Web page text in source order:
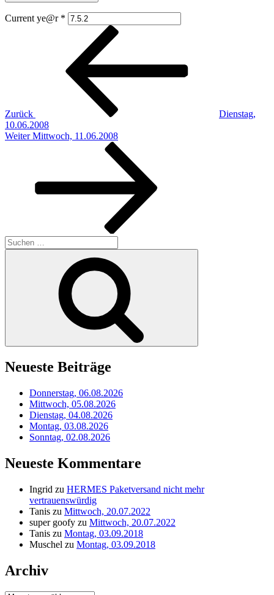
Current ye@r *
Beitragsnavigation
Zurück
Dienstag,
10.06.2008
Nächster
Weiter Mittwoch, 11.06.2008
Suchen
nach:
Neueste Beiträge
Donnerstag, 06.08.2026
Mittwoch, 05.08.2026
Dienstag, 04.08.2026
Montag, 03.08.2026
Sonntag, 02.08.2026
Neueste Kommentare
Ingrid zu HERMES Paketversand nicht mehr
vertrauenswürdig
Tanis zu Mittwoch, 20.07.2022
super goofy zu Mittwoch, 20.07.2022
Tanis zu Montag, 03.09.2018
Muschel zu Montag, 03.09.2018
Archiv